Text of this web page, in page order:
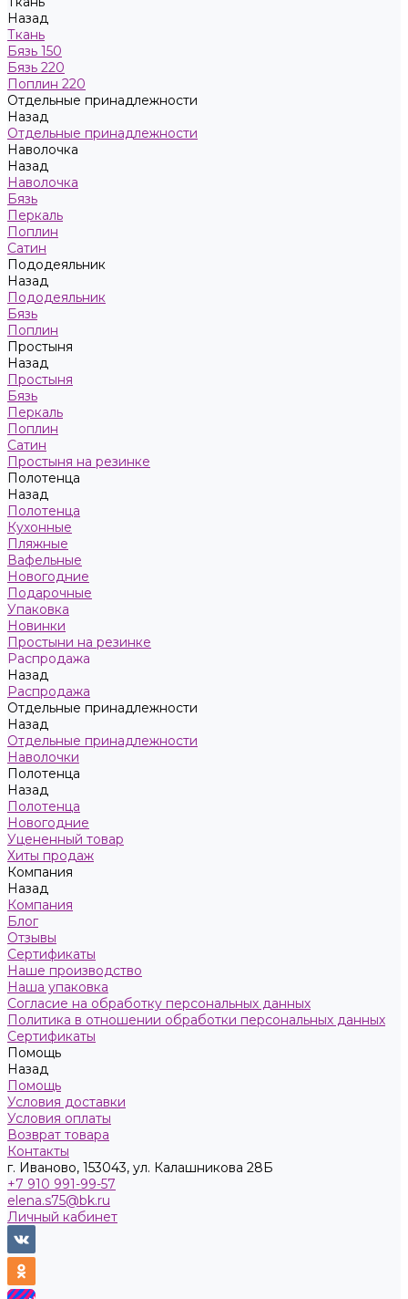
Назад
Ткань
Бязь 150
Бязь 220
Поплин 220
Отдельные принадлежности
Назад
Отдельные принадлежности
Наволочка
Назад
Наволочка
Бязь
Перкаль
Поплин
Сатин
Пододеяльник
Назад
Пододеяльник
Бязь
Поплин
Простыня
Назад
Простыня
Бязь
Перкаль
Поплин
Сатин
Простыня на резинке
Полотенца
Назад
Полотенца
Кухонные
Пляжные
Вафельные
Новогодние
Подарочные
Упаковка
Новинки
Простыни на резинке
Распродажа
Назад
Распродажа
Отдельные принадлежности
Назад
Отдельные принадлежности
Наволочки
Полотенца
Назад
Полотенца
Новогодние
Уцененный товар
Хиты продаж
Компания
Назад
Компания
Блог
Отзывы
Сертификаты
Наше производство
Наша упаковка
Согласие на обработку персональных данных
Политика в отношении обработки персональных данных
Сертификаты
Помощь
Назад
Помощь
Условия доставки
Условия оплаты
Возврат товара
Контакты
г. Иваново, 153043, ул. Калашникова 28Б
+7 910 991-99-57
elena.s75@bk.ru
Личный кабинет